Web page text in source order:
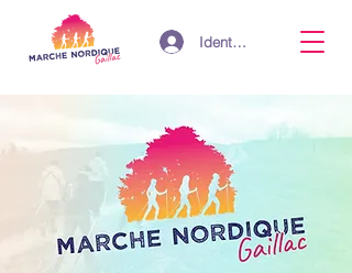
Identifiant